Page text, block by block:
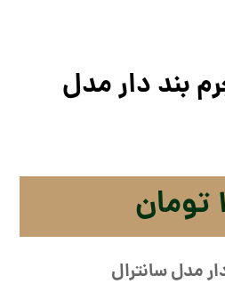
بند دار مدل
تومان
مدل سانترال